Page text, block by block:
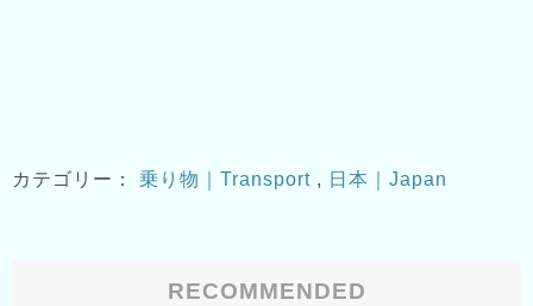
カテゴリー： 乗り物｜Transport , 日本｜Japan
RECOMMENDED